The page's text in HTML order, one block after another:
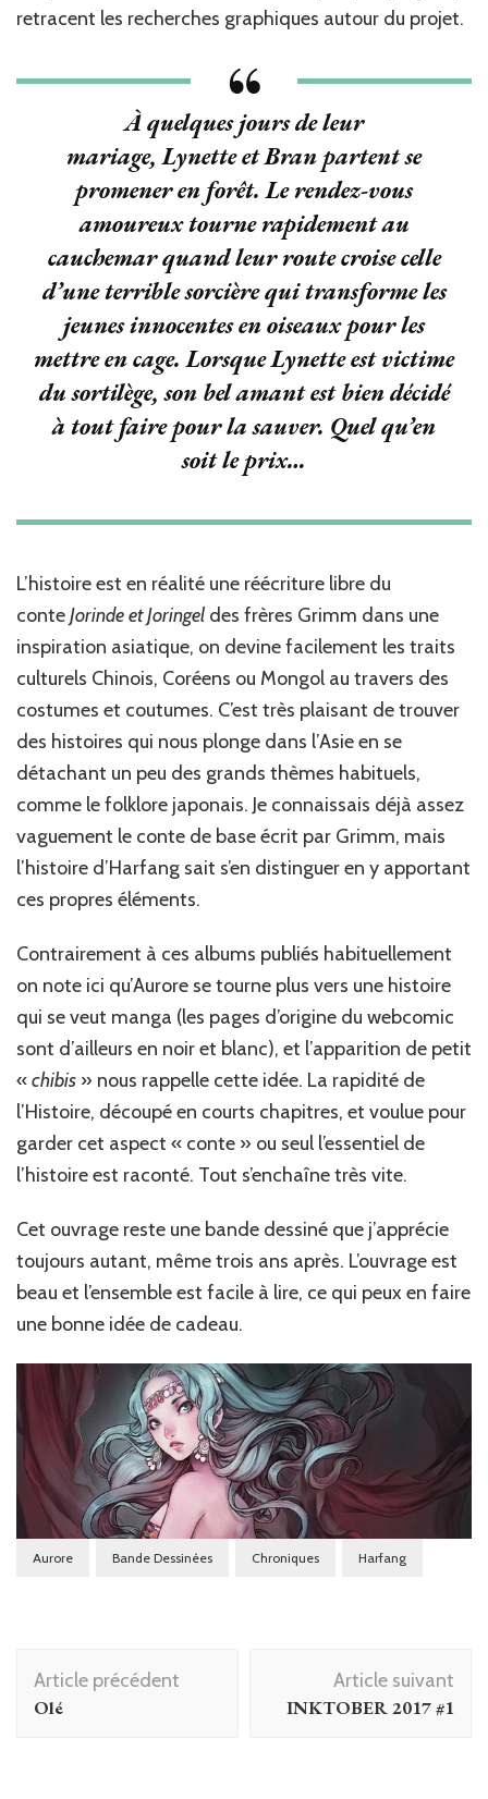
retracent les recherches graphiques autour du projet.
À quelques jours de leur
mariage, Lynette et Bran partent se
promener en forêt. Le rendez-vous
amoureux tourne rapidement au
cauchemar quand leur route croise celle
d’une terrible sorcière qui transforme les
jeunes innocentes en oiseaux pour les
mettre en cage. Lorsque Lynette est victime
du sortilège, son bel amant est bien décidé
à tout faire pour la sauver. Quel qu’en
soit le prix…
L’histoire est en réalité une réécriture libre du
conteJorinde et Joringel des frères Grimm dans une
inspiration asiatique, on devine facilement les traits
culturels Chinois, Coréens ou Mongol au travers des
costumes et coutumes. C’est très plaisant de trouver
des histoires qui nous plonge dans l’Asie en se
détachant un peu des grands thèmes habituels,
comme le folklore japonais. Je connaissais déjà assez
vaguement le conte de base écrit par Grimm, mais
l’histoire d’Harfang sait s’en distinguer en y apportant
ces propres éléments.
Contrairement à ces albums publiés habituellement
on note ici qu’Aurore se tourne plus vers une histoire
qui se veut manga (les pages d’origine du webcomic
sont d’ailleurs en noir et blanc), et l’apparition de petit
«chibis » nous rappelle cette idée. La rapidité de
l’Histoire, découpé en courts chapitres, et voulue pour
garder cet aspect « conte » ou seul l’essentiel de
l’histoire est raconté. Tout s’enchaîne très vite.
Cet ouvrage reste une bande dessiné que j’apprécie
toujours autant, même trois ans après. L’ouvrage est
beau et l’ensemble est facile à lire, ce qui peux en faire
une bonne idée de cadeau.
Aurore Bande Dessinées Chroniques Harfang
Navigation
d'article
Article précédent
Olé
Article suivant
INKTOBER 2017 #1